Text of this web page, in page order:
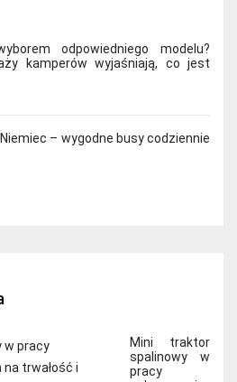
odpowiedniego modelu?
kamperów wyjaśniają, co jest
– wygodne busy codziennie
Mini traktor
spalinowy w
pracy